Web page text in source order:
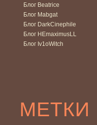
Блог Beatrice
Блог Mabgat
Блог DarkCinephile
Блог HEmaximusLL
Блог Iv1oWitch
МЕТКИ